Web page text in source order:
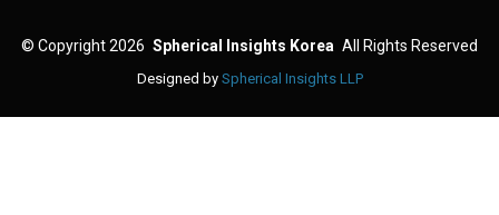
© Copyright 2026 Spherical Insights Korea All Rights Reserved
Designed by Spherical Insights LLP